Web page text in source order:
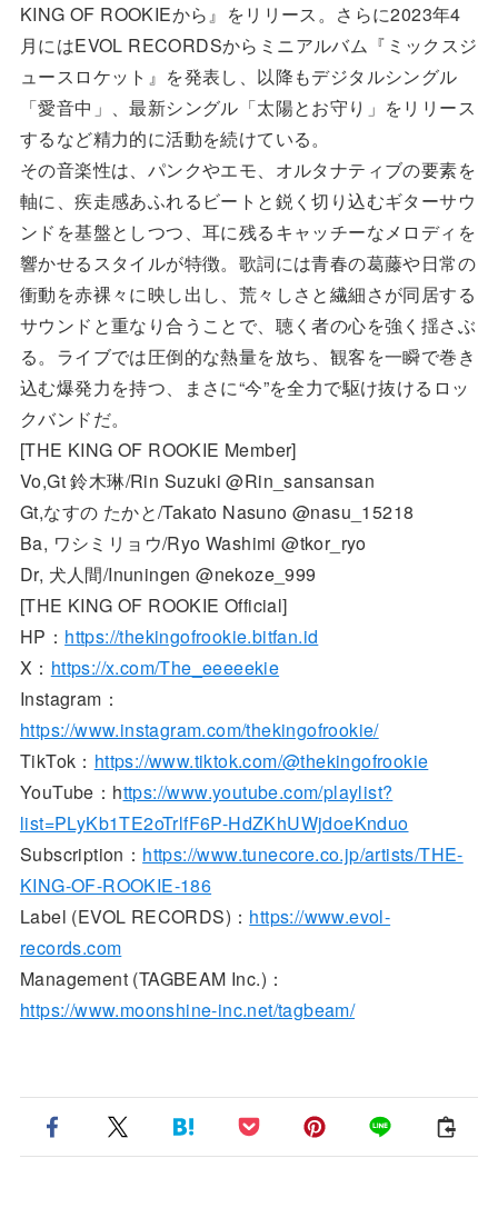
KING OF ROOKIEから』をリリース。さらに2023年4
月にはEVOL RECORDSからミニアルバム『ミックスジ
ュースロケット』を発表し、以降もデジタルシングル
「愛音中」、最新シングル「太陽とお守り」をリリース
するなど精力的に活動を続けている。
その音楽性は、パンクやエモ、オルタナティブの要素を
軸に、疾走感あふれるビートと鋭く切り込むギターサウ
ンドを基盤としつつ、耳に残るキャッチーなメロディを
響かせるスタイルが特徴。歌詞には青春の葛藤や日常の
衝動を赤裸々に映し出し、荒々しさと繊細さが同居する
サウンドと重なり合うことで、聴く者の心を強く揺さぶ
る。ライブでは圧倒的な熱量を放ち、観客を一瞬で巻き
込む爆発力を持つ、まさに“今”を全力で駆け抜けるロッ
クバンドだ。
[THE KING OF ROOKIE Member]
Vo,Gt 鈴木琳/Rin Suzuki @Rin_sansansan
Gt,なすの たかと/Takato Nasuno @nasu_15218
Ba, ワシミリョウ/Ryo Washimi @tkor_ryo
Dr, 犬人間/Inuningen @nekoze_999
[THE KING OF ROOKIE Official]
HP： https://thekingofrookie.bitfan.id
X： https://x.com/The_eeeeekie
Instagram：
https://www.instagram.com/thekingofrookie/
TikTok： https://www.tiktok.com/@thekingofrookie
YouTube：https://www.youtube.com/playlist?
list=PLyKb1TE2oTrlfF6P-HdZKhUWjdoeKnduo
Subscription： https://www.tunecore.co.jp/artists/THE-
KING-OF-ROOKIE-186
Label (EVOL RECORDS)： https://www.evol-
records.com
Management (TAGBEAM Inc.)：
https://www.moonshine-inc.net/tagbeam/